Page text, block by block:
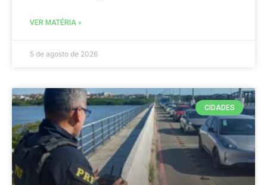
VER MATÉRIA »
5 de agosto de 2026
CIDADES